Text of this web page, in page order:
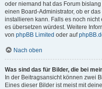
oder niemand hat das Forum
einen Board-Administrator, ob er
installieren kann. Falls es noch
es übersetzen würdest. Weitere
von phpBB Limited oder auf
Nach oben
Was sind das für Bilder, die bei
In der Beitragsansicht können zwei
Eines dieser Bilder ist meist mit